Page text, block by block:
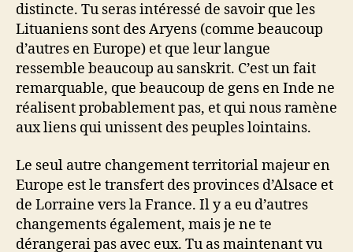
distincte. Tu seras intéressé de savoir que les
Lituaniens sont des Aryens (comme beaucoup
d’autres en Europe) et que leur langue
ressemble beaucoup au sanskrit. C’est un fait
remarquable, que beaucoup de gens en Inde ne
réalisent probablement pas, et qui nous ramène
aux liens qui unissent des peuples lointains.
Le seul autre changement territorial majeur en
Europe est le transfert des provinces d’Alsace et
de Lorraine vers la France. Il y a eu d’autres
changements également, mais je ne te
dérangerai pas avec eux. Tu as maintenant vu